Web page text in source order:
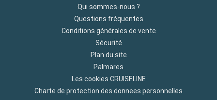
Qui sommes-nous ?
Questions fréquentes
Conditions générales de vente
Sécurité
Plan du site
Palmares
Les cookies CRUISELINE
Charte de protection des donnees personnelles